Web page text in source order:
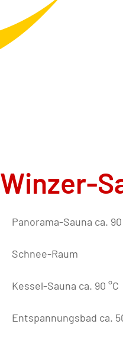
Winzer-
Panorama-Sauna ca.
Schnee-Raum
Kessel-Sauna ca. 90 °C
Entspannungsbad ca.